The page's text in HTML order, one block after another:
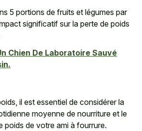
5 portions de fruits et légumes par
significatif sur la perte de poids
Chien De Laboratoire Sauvé
il est essentiel de considérer la
moyenne de nourriture et le
poids de votre ami à fourrure.